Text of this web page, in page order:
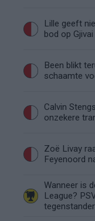
Lille geeft
bod op
Been blikt
schaamte
Calvin
onzekere
Zoë Livay
Feyenoord
Wanneer is
League?